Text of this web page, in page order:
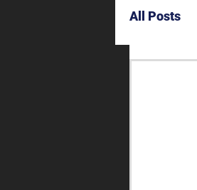
All Posts